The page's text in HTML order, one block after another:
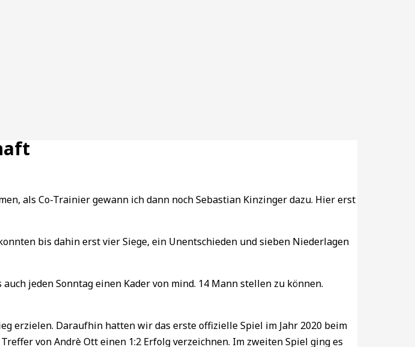
als Co-Trainier gewann ich dann noch Sebastian Kinzinger dazu. Hier erst
bis dahin erst vier Siege, ein Unentschieden und sieben Niederlagen
jeden Sonntag einen Kader von mind. 14 Mann stellen zu können.
erzielen. Daraufhin hatten wir das erste offizielle Spiel im Jahr 2020 beim
von Andrè Ott einen 1:2 Erfolg verzeichnen. Im zweiten Spiel ging es